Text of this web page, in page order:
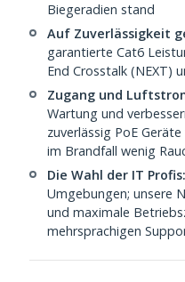
Biegeradien stand
Auf Zuverlässigkeit
garantierte Cat6
End Crosstalk (NEXT)
Zugang und
Wartung und
zuverlässig PoE
im Brandfall wenig
Die Wahl der IT Profis:
Umgebungen; unsere
und maximale
mehrsprachigen